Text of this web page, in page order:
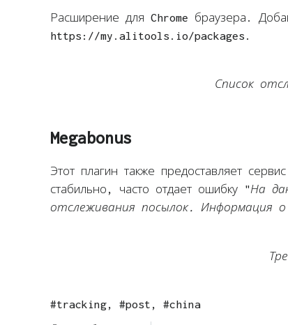
Расширение для Chrome браузера.
https://my.alitools.io/packages.
Список
Megabonus
Этот плагин также предоставляет
стабильно, часто отдает ошибку "На
отслеживания посылок. Информация о
#tracking, #post, #china